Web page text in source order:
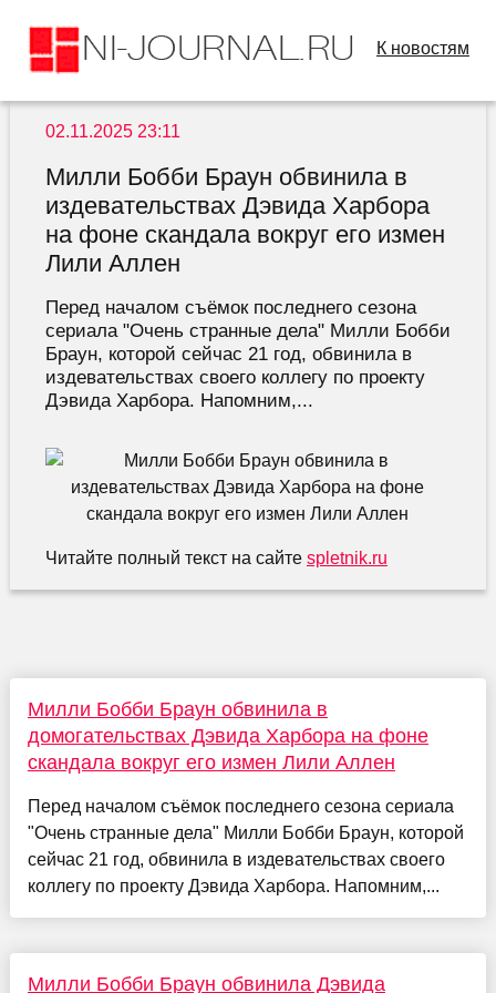
К новостям
02.11.2025 23:11
Милли Бобби Браун обвинила в
издевательствах Дэвида Харбора
на фоне скандала вокруг его измен
Лили Аллен
Перед началом съёмок последнего сезона
сериала "Очень странные дела" Милли Бобби
Браун, которой сейчас 21 год, обвинила в
издевательствах своего коллегу по проекту
Дэвида Харбора. Напомним,...
Читайте полный текст на сайте spletnik.ru
Милли Бобби Браун обвинила в
домогательствах Дэвида Харбора на фоне
скандала вокруг его измен Лили Аллен
Перед началом съёмок последнего сезона сериала
"Очень странные дела" Милли Бобби Браун, которой
сейчас 21 год, обвинила в издевательствах своего
коллегу по проекту Дэвида Харбора. Напомним,...
Милли Бобби Браун обвинила Дэвида